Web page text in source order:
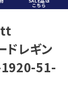
こちら
ドレギン
1920-51-